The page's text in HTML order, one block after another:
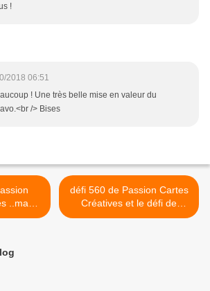
!
2018 06:51
! Une très belle mise en valeur du
/> Bises
..ma
défi 560 de Passion Cartes
Créatives et le défi de
sofiscrap ,ma proposition >